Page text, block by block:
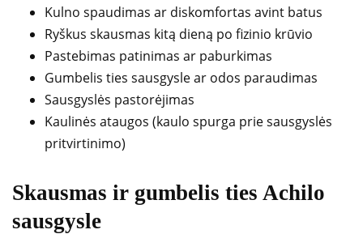
Kulno spaudimas ar diskomfortas avint batus
Ryškus skausmas kitą dieną po fizinio krūvio
Pastebimas patinimas ar paburkimas
Gumbelis ties sausgysle ar odos paraudimas
Sausgyslės pastorėjimas
Kaulinės ataugos (kaulo spurga prie sausgyslės
pritvirtinimo)
Skausmas ir gumbelis ties Achilo
sausgysle